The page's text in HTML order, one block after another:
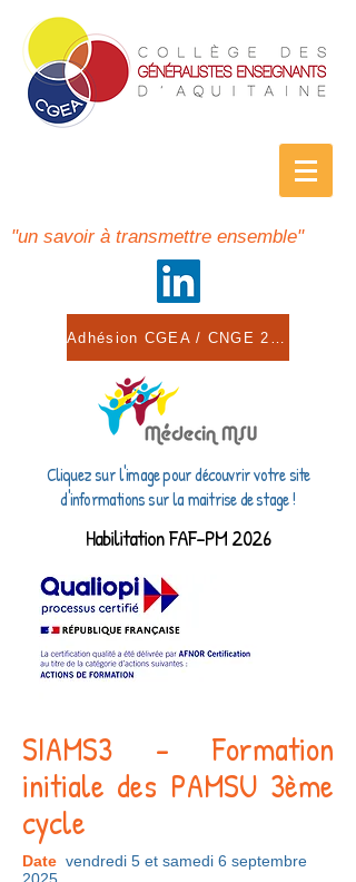
"un savoir à transmettre ensemble"
Cliquez sur l'image pour découvrir votre site
d'informations sur la maitrise de stage !
Habilitation FAF-PM 2026
SIAMS3 - Formation
initiale des PAMSU 3ème
cycle
Date vendredi 5 et samedi 6 septembre